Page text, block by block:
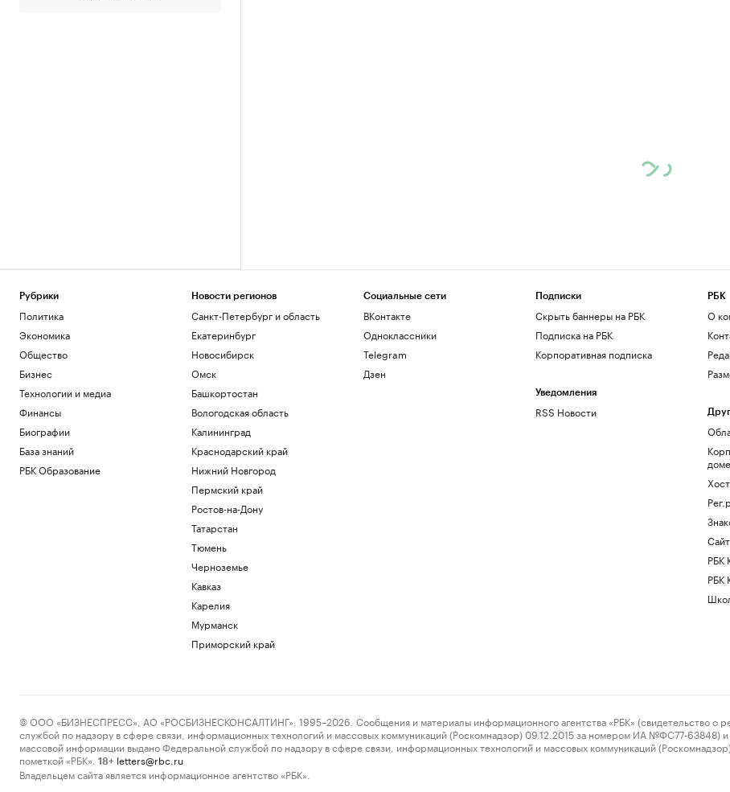
Рубрики
Политика
Экономика
Общество
Бизнес
Технологии и медиа
Финансы
Биографии
База знаний
РБК Образование
Новости регионов
Санкт-Петербург и область
Екатеринбург
Новосибирск
Омск
Башкортостан
Вологодская область
Калининград
Краснодарский край
Нижний Новгород
Пермский край
Ростов-на-Дону
Татарстан
Тюмень
Черноземье
Кавказ
Карелия
Мурманск
Приморский край
Социальные сети
ВКонтакте
Одноклассники
Telegram
Дзен
Подписки
Скрыть баннеры на РБК
Подписка на РБК
Корпоративная подписка
Уведомления
RSS Новости
РБК
О
РБК
РБК
© ООО «БИЗНЕСПРЕСС», АО «РОСБИЗНЕСКОНСАЛТИНГ», 1995–2026. Сообщения и материалы информационного агентства «РБК» (свидетельство о
службой по надзору в сфере связи, информационных технологий и массовых коммуникаций (Роскомнадзор) 09.12.2015 за номером ИА №ФС77-63848) и
массовой информации выдано Федеральной службой по надзору в сфере связи, информационных технологий и массовых коммуникаций
пометкой «РБК».
18+ letters@rbc.ru
Владельцем сайта является информационное агентство «РБК».